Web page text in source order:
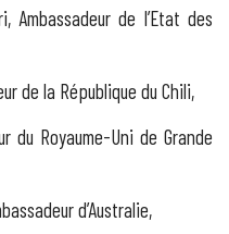
Ambassadeur de l’Etat des
de la République du Chili,
du Royaume-Uni de Grande
d’Australie,